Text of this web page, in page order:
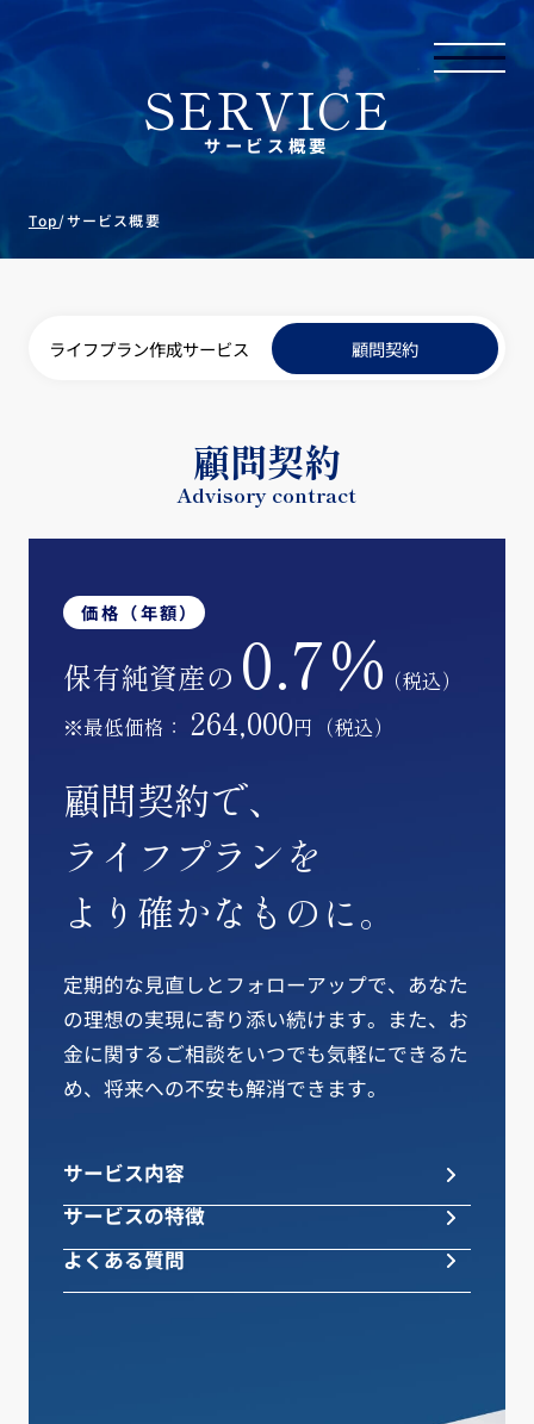
SERVICE
サービス概要
Top/サービス概要
ライフプラン作成サービス 顧問契約
顧問契約
Advisory contract
価格（年額）
保有純資産の 0.7％（税込）
※最低価格： 264,000円（税込）
顧問契約で、
ライフプランを
より確かなものに。
定期的な見直しとフォローアップで、あなた
の理想の実現に寄り添い続けます。また、お
金に関するご相談をいつでも気軽にできるた
め、将来への不安も解消できます。
サービス内容
サービスの特徴
よくある質問